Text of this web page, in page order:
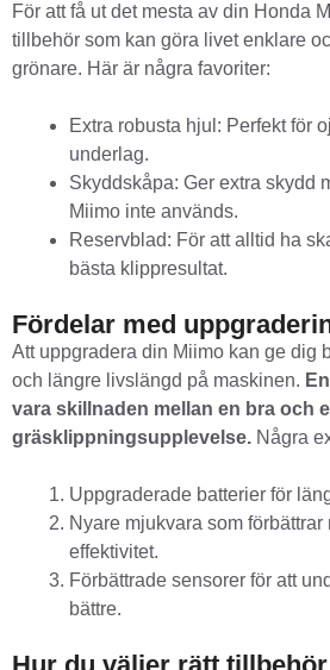
För att få ut det mesta av din Honda
tillbehör som kan göra livet enklare
grönare. Här är några favoriter:
Extra robusta hjul: Perfekt för
underlag.
Skyddskåpa: Ger extra skydd
Miimo inte används.
Reservblad: För att alltid ha
bästa klippresultat.
Fördelar med
Att uppgradera din Miimo kan ge dig
och längre livslängd på maskinen.
vara skillnaden mellan en bra och
gräsklippningsupplevelse. Några
Uppgraderade batterier för
Nyare mjukvara som
effektivitet.
Förbättrade sensorer för att
bättre.